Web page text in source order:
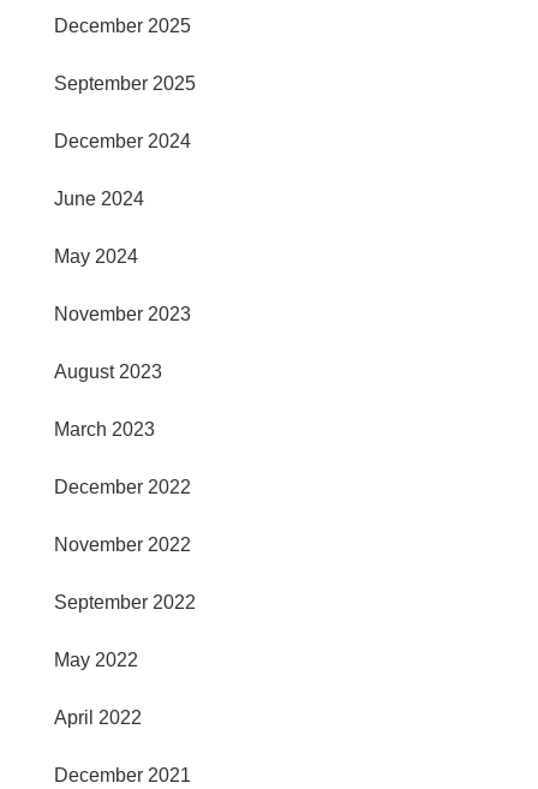
December 2025
September 2025
December 2024
June 2024
May 2024
November 2023
August 2023
March 2023
December 2022
November 2022
September 2022
May 2022
April 2022
December 2021